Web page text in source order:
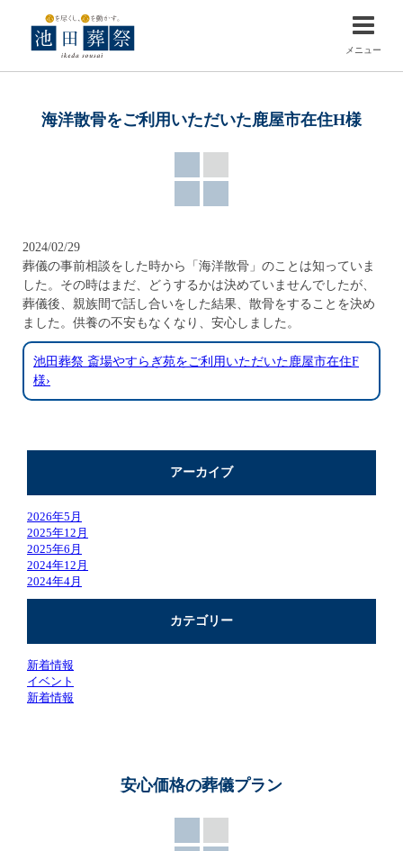
メニュー
海洋散骨をご利用いただいた鹿屋市在住H様
2024/02/29
葬儀の事前相談をした時から「海洋散骨」のことは知っていま
した。その時はまだ、どうするかは決めていませんでしたが、
葬儀後、親族間で話し合いをした結果、散骨をすることを決め
ました。供養の不安もなくなり、安心しました。
池田葬祭 斎場やすらぎ苑をご利用いただいた鹿屋市在住F
様›
アーカイブ
2026年5月
2025年12月
2025年6月
2024年12月
2024年4月
カテゴリー
新着情報
イベント
新着情報
安心価格の葬儀プラン